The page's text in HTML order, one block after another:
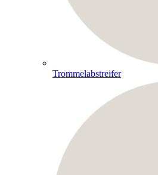
Trommelabstreifer